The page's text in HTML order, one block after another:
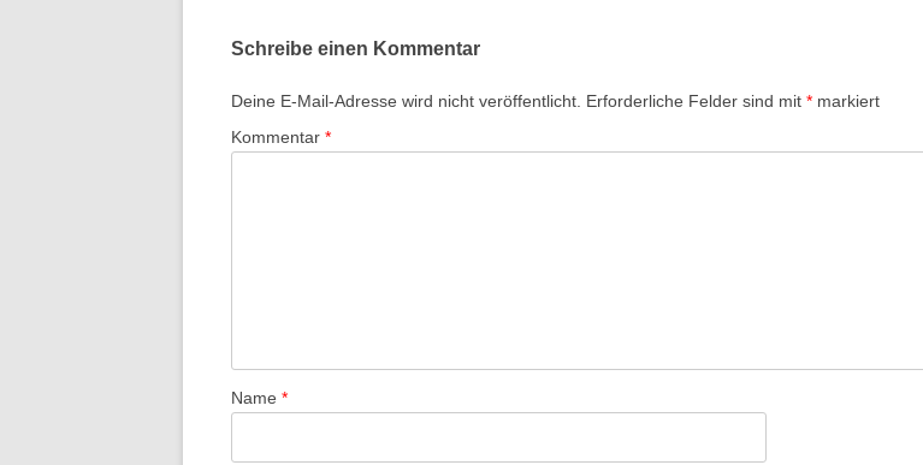
Schreibe einen Kommentar
Deine E-Mail-Adresse wird nicht veröffentlicht. Erforderliche Felder sind mit * markiert
Kommentar *
Name *